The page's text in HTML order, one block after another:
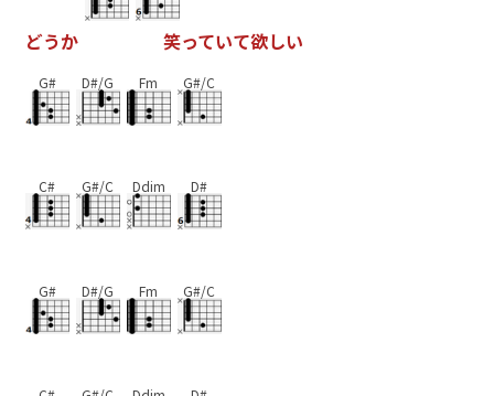
どうか 笑っていて欲しい
G# D#/G Fm G#/C
C# G#/C Ddim D#
G# D#/G Fm G#/C